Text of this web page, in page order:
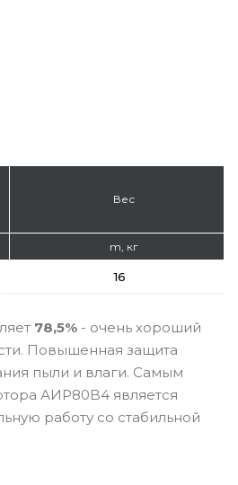
Вес
m, кг
16
78,5% - очень хороший
Повышенная защита
пыли и влаги. Самым
АИР80B4 является
работу со стабильной